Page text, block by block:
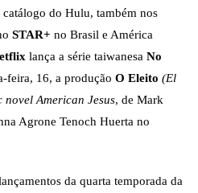
catálogo do Hulu, também nos
STAR+ no Brasil e América
lança a série taiwanesa No
feira, 16, a produção O Eleito (El
novel American Jesus, de Mark
Agrone Tenoch Huerta no
da quarta temporada da